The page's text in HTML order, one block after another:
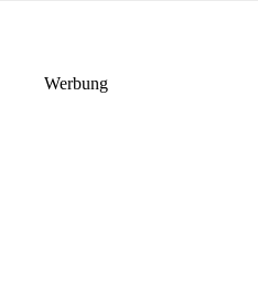
Werbung